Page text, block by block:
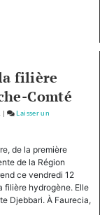
filière
Comté
|
Laisser un
de la première
de la Région
ce vendredi 12
filière hydrogène. Elle
Djebbari. À Faurecia,